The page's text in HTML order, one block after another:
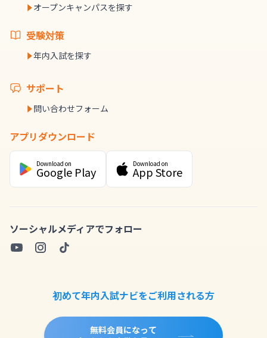
オープンキャンパスを探す
受験対策
年内入試を探す
サポート
問い合わせフォーム
アプリダウンロード
Download on
Google Play
Download on
App Store
ソーシャルメディアでフォロー
初めて年内入試ナビをご利用される方
無料会員になって